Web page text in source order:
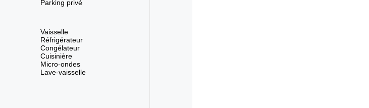
Parking privé
Vaisselle
Réfrigérateur
Congélateur
Cuisinière
Micro-ondes
Lave-vaisselle